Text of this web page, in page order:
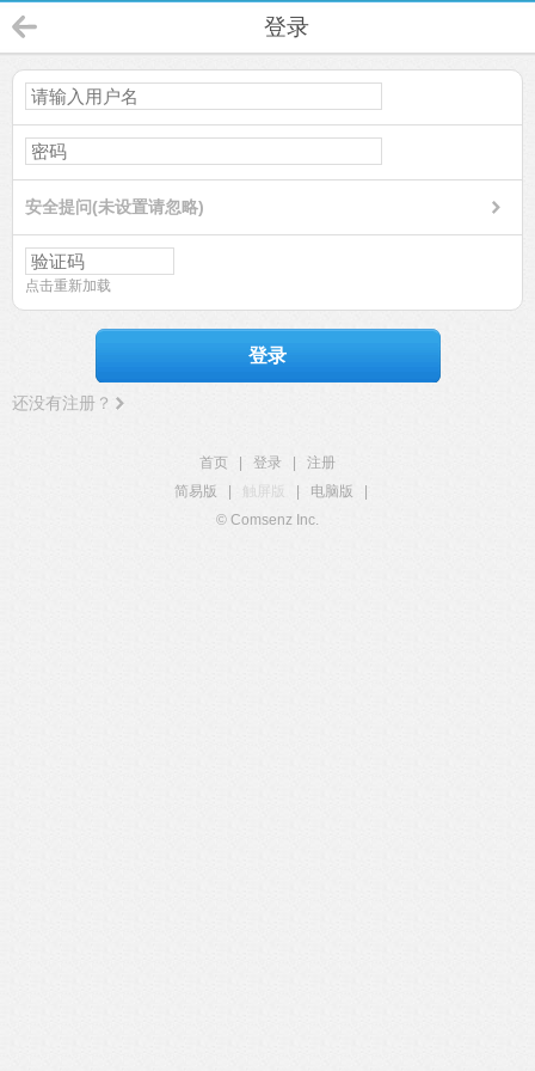
登录
安全提问(未设置请忽略)
点击重新加载
登录
还没有注册？
首页 登录
注册
简易版
触屏版 电脑版
© Comsenz Inc.